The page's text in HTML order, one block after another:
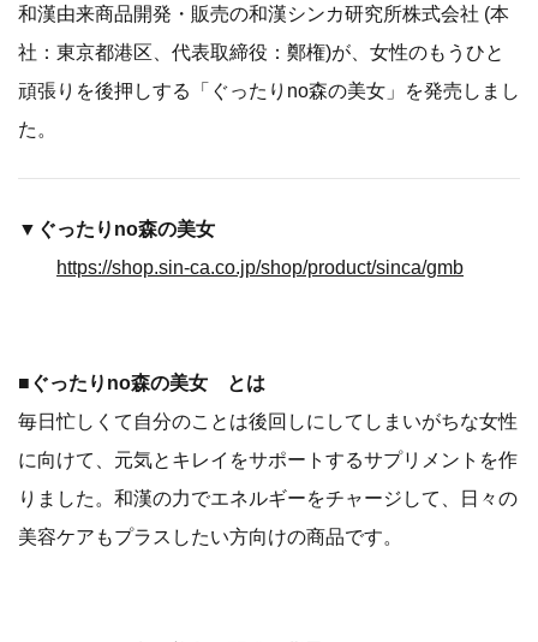
和漢由来商品開発・販売の和漢シンカ研究所株式会社 (本
社：東京都港区、代表取締役：鄭権)が、女性のもうひと
頑張りを後押しする「ぐったりno森の美女」を発売しまし
た。
▼ ぐったりno森の美女
https://shop.sin-ca.co.jp/shop/product/sinca/gmb
■ぐったりno森の美女 とは
毎日忙しくて自分のことは後回しにしてしまいがちな女性
に向けて、元気とキレイをサポートするサプリメントを作
りました。和漢の力でエネルギーをチャージして、日々の
美容ケアもプラスしたい方向けの商品です。